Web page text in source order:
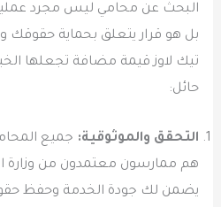
البحث عن محامي ليس مجرد
بل هو قرار يتعلق بحماية
تيك لاوز قيمة مضافة تجعلها
حائل:
التحقق والموثوقية: جميع
هم ممارسون معتمدون من وزارة
يضمن لك جودة الخدمة وحفظ